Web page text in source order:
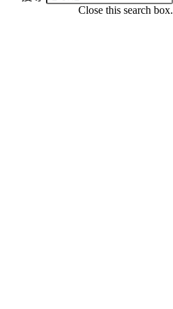
Close this search box.